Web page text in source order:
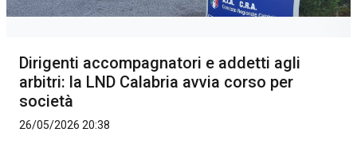
Dirigenti accompagnatori e addetti agli
arbitri: la LND Calabria avvia corso per
società
26/05/2026 20:38